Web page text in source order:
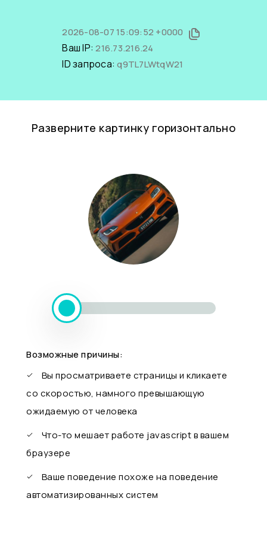
2026-08-07 15:09:52 +0000
Ваш IP:216.73.216.24
ID запроса:q9TL7LWtqW21
Разверните картинку горизонтально
Возможные причины:
Вы просматриваете страницы и кликаете
со скоростью, намного превышающую
ожидаемую от человека
Что-то мешает работе javascript в вашем
браузере
Ваше поведение похоже на поведение
автоматизированных систем